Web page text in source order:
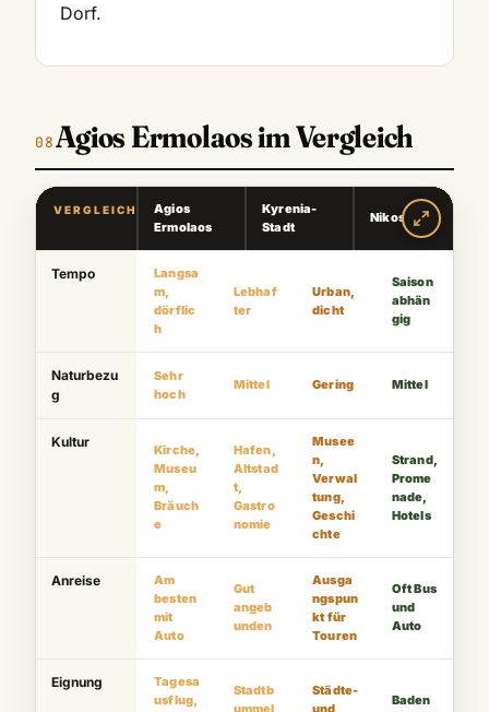
Dorf.
Agios Ermolaos im Vergleich
VERGLEICH
Agios
Ermolaos
Kyrenia-
Stadt
Nikosia
Tempo
Langsa
m,
dörflic
h
Lebhaf
ter
Urban,
dicht
Saison
abhän
gig
Naturbezu
g
Sehr
hoch
Mittel Gering Mittel
Kultur
Kirche,
Museu
m,
Bräuch
e
Hafen,
Altstad
t,
Gastro
nomie
Musee
n,
Verwal
tung,
Geschi
chte
Strand,
Prome
nade,
Hotels
Anreise
Am
besten
mit
Auto
Gut
angeb
unden
Ausga
ngspun
kt für
Touren
Oft Bus
und
Auto
Eignung
Tagesa
usflug,
Stadtb
Städte-
Baden